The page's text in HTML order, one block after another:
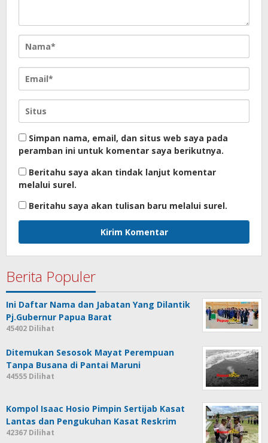
Simpan nama, email, dan situs web saya pada
peramban ini untuk komentar saya berikutnya.
Beritahu saya akan tindak lanjut komentar
melalui surel.
Beritahu saya akan tulisan baru melalui surel.
Berita Populer
Ini Daftar Nama dan Jabatan Yang Dilantik
Pj.Gubernur Papua Barat
45402 Dilihat
Ditemukan Sesosok Mayat Perempuan
Tanpa Busana di Pantai Maruni
44555 Dilihat
Kompol Isaac Hosio Pimpin Sertijab Kasat
Lantas dan Pengukuhan Kasat Reskrim
42367 Dilihat